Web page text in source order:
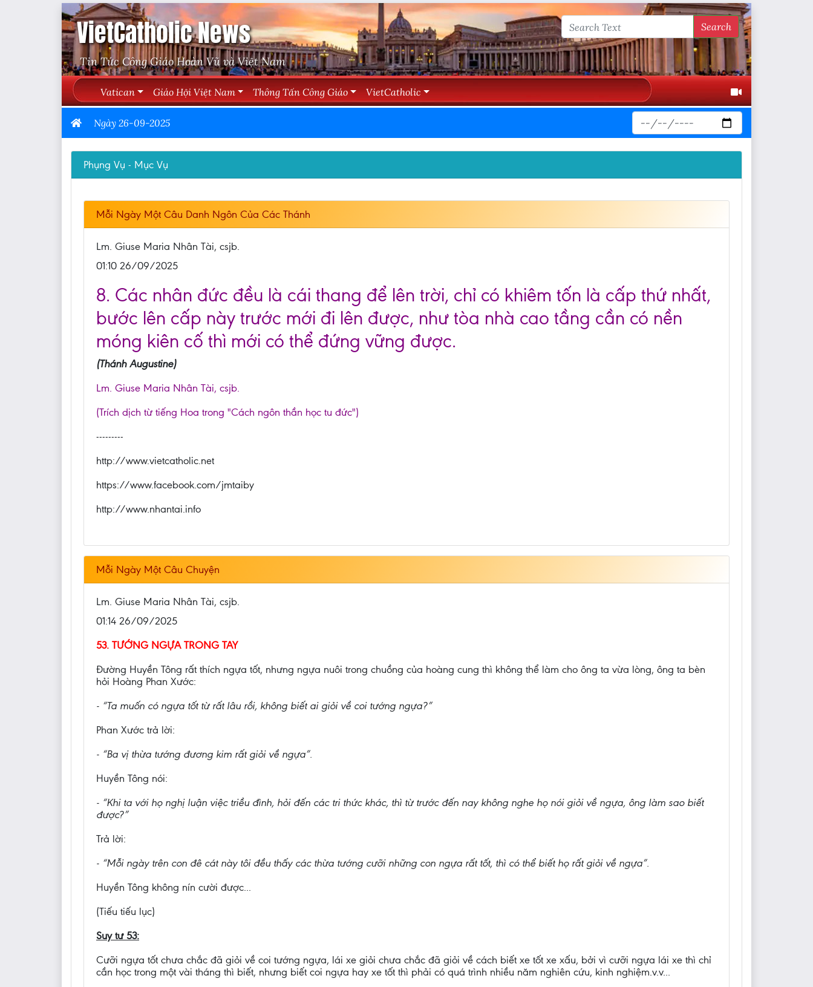
VietCatholic News
Tin Tức Công Giáo Hoàn Vũ và Việt Nam
Search
Vatican Giáo Hội Việt Nam Thông Tấn Công Giáo VietCatholic
Ngày 26-09-2025
Phụng Vụ - Mục Vụ
Mỗi Ngày Một Câu Danh Ngôn Của Các Thánh
Lm. Giuse Maria Nhân Tài, csjb.
01:10 26/09/2025
8. Các nhân đức đều là cái thang để lên trời, chỉ có khiêm tốn là cấp thứ nhất,
bước lên cấp này trước mới đi lên được, như tòa nhà cao tầng cần có nền
móng kiên cố thì mới có thể đứng vững được.
(Thánh Augustine)
Lm. Giuse Maria Nhân Tài, csjb.
(Trích dịch từ tiếng Hoa trong "Cách ngôn thần học tu đức")
---------
http://www.vietcatholic.net
https://www.facebook.com/jmtaiby
http://www.nhantai.info
Mỗi Ngày Một Câu Chuyện
Lm. Giuse Maria Nhân Tài, csjb.
01:14 26/09/2025
53. TƯỚNG NGỰA TRONG TAY
Đường Huyền Tông rất thích ngựa tốt, nhưng ngựa nuôi trong chuồng của hoàng cung thì không thể làm cho ông ta vừa lòng, ông ta bèn
hỏi Hoàng Phan Xước:
- “Ta muốn có ngựa tốt từ rất lâu rồi, không biết ai giỏi về coi tướng ngựa?”
Phan Xước trả lời:
- “Ba vị thừa tướng đương kim rất giỏi về ngựa”.
Huyền Tông nói:
- “Khi ta với họ nghị luận việc triều đình, hỏi đến các tri thức khác, thì từ trước đến nay không nghe họ nói giỏi về ngựa, ông làm sao biết
được?”
Trả lời:
- “Mỗi ngày trên con đê cát này tôi đều thấy các thừa tướng cưỡi những con ngựa rất tốt, thì có thể biết họ rất giỏi về ngựa”.
Huyền Tông không nín cười được...
(Tiếu tiếu lục)
Suy tư 53:
Cưỡi ngựa tốt chưa chắc đã giỏi về coi tướng ngựa, lái xe giỏi chưa chắc đã giỏi về cách biết xe tốt xe xấu, bởi vì cưỡi ngựa lái xe thì chỉ
cần học trong một vài tháng thì biết, nhưng biết coi ngựa hay xe tốt thì phải có quá trình nhiều năm nghiên cứu, kinh nghiệm.v.v...